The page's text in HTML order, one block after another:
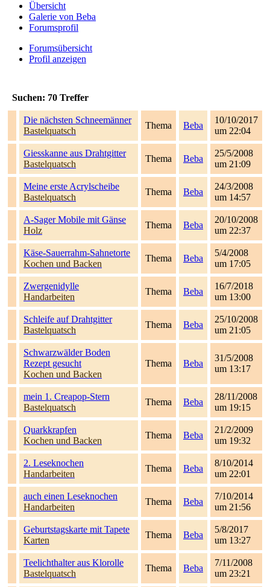
Übersicht
Galerie von Beba
Forumsprofil
Forumsübersicht
Profil anzeigen
Suchen: 70 Treffer
Die nächsten Schneemänner
Bastelquatsch
Thema Beba
10/10/2017
um 22:04
Giesskanne aus Drahtgitter
Bastelquatsch
Thema Beba
25/5/2008
um 21:09
Meine erste Acrylscheibe
Bastelquatsch
Thema Beba
24/3/2008
um 14:57
A-Sager Mobile mit Gänse
Holz
Thema Beba
20/10/2008
um 22:37
Käse-Sauerrahm-Sahnetorte
Kochen und Backen
Thema Beba
5/4/2008
um 17:05
Zwergenidylle
Handarbeiten
Thema Beba
16/7/2018
um 13:00
Schleife auf Drahtgitter
Bastelquatsch
Thema Beba
25/10/2008
um 21:05
Schwarzwälder Boden
Rezept gesucht
Kochen und Backen
Thema Beba
31/5/2008
um 13:17
mein 1. Creapop-Stern
Bastelquatsch
Thema Beba
28/11/2008
um 19:15
Quarkkrapfen
Kochen und Backen
Thema Beba
21/2/2009
um 19:32
2. Leseknochen
Handarbeiten
Thema Beba
8/10/2014
um 22:01
auch einen Leseknochen
Handarbeiten
Thema Beba
7/10/2014
um 21:56
Geburtstagskarte mit Tapete
Karten
Thema Beba
5/8/2017
um 13:27
Teelichthalter aus Klorolle
Bastelquatsch
Thema Beba
7/11/2008
um 23:21